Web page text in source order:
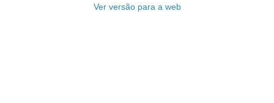
Ver versão para a web